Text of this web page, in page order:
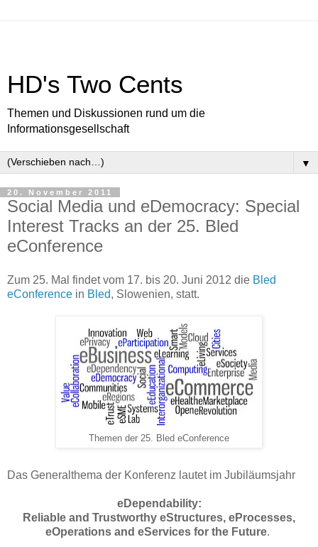
HD's Two Cents
Themen und Diskussionen rund um die
Informationsgesellschaft
▼
20. November 2011
Social Media und eDemocracy: Special
Interest Tracks an der 25. Bled
eConference
Zum 25. Mal findet vom 17. bis 20. Juni 2012 die Bled
eConference in Bled, Slowenien, statt.
Themen der 25. Bled eConference
Das Generalthema der Konferenz lautet im Jubiläumsjahr
eDependability:
Reliable and Trustworthy eStructures, eProcesses,
eOperations and eServices for the Future.